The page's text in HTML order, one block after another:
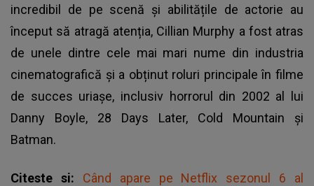
incredibil de pe scenă și abilitățile de actorie au
început să atragă atenția, Cillian Murphy a fost atras
de unele dintre cele mai mari nume din industria
cinematografică și a obținut roluri principale în filme
de succes uriașe, inclusiv horrorul din 2002 al lui
Danny Boyle, 28 Days Later, Cold Mountain și
Batman.
Citeste si: Când apare pe Netflix sezonul 6 al